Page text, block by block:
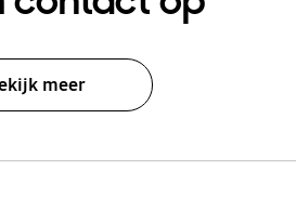
meer